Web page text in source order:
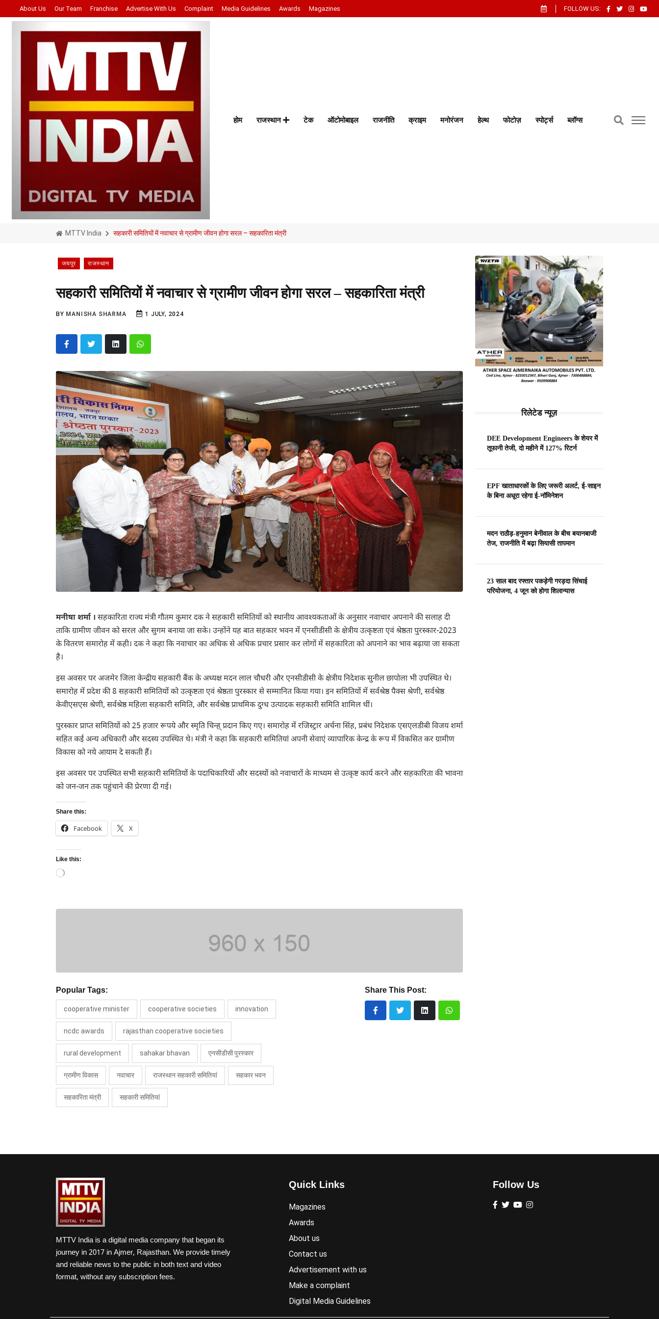
About Us Our Team Franchise Advertise With Us Complaint Media Guidelines Awards Magazines FOLLOW US:
होम राजस्थान टेक ऑटोमोबाइल राजनीति क्राइम मनोरंजन हेल्थ फोटोज़ स्पोर्ट्स ब्लॉग्स
MTTV India सहकारी समितियों में नवाचार से ग्रामीण जीवन होगा सरल – सहकारिता मंत्री
जयपुर राजस्थान
सहकारी समितियों में नवाचार से ग्रामीण जीवन होगा सरल – सहकारिता मंत्री
BY MANISHA SHARMA 1 JULY, 2024
मनीषा शर्मा । सहकारिता राज्य मंत्री गौतम कुमार दक ने सहकारी समितियों को स्थानीय आवश्यकताओं के अनुसार नवाचार अपनाने की सलाह दी
ताकि ग्रामीण जीवन को सरल और सुगम बनाया जा सके। उन्होंने यह बात सहकार भवन में एनसीडीसी के क्षेत्रीय उत्कृष्टता एवं श्रेष्ठता पुरस्कार-2023
के वितरण समारोह में कही। दक ने कहा कि नवाचार का अधिक से अधिक प्रचार प्रसार कर लोगों में सहकारिता को अपनाने का भाव बढ़ाया जा सकता
है।
इस अवसर पर अजमेर जिला केन्द्रीय सहकारी बैंक के अध्यक्ष मदन लाल चौधरी और एनसीडीसी के क्षेत्रीय निदेशक सुनील छापोला भी उपस्थित थे।
समारोह में प्रदेश की 8 सहकारी समितियों को उत्कृष्टता एवं श्रेष्ठता पुरस्कार से सम्मानित किया गया। इन समितियों में सर्वश्रेष्ठ पैक्स श्रेणी, सर्वश्रेष्ठ
केवीएसएस श्रेणी, सर्वश्रेष्ठ महिला सहकारी समिति, और सर्वश्रेष्ठ प्राथमिक दुग्ध उत्पादक सहकारी समिति शामिल थीं।
पुरस्कार प्राप्त समितियों को 25 हजार रूपये और स्मृति चिन्ह् प्रदान किए गए। समारोह में रजिस्ट्रार अर्चना सिंह, प्रबंध निदेशक एसएलडीबी विजय शर्मा
सहित कई अन्य अधिकारी और सदस्य उपस्थित थे। मंत्री ने कहा कि सहकारी समितियां अपनी सेवाएं व्यापारिक केन्द्र के रूप में विकसित कर ग्रामीण
विकास को नये आयाम दे सकती हैं।
इस अवसर पर उपस्थित सभी सहकारी समितियों के पदाधिकारियों और सदस्यों को नवाचारों के माध्यम से उत्कृष्ट कार्य करने और सहकारिता की भावना
को जन-जन तक पहुंचाने की प्रेरणा दी गई।
Share this:
Facebook X
Like this:
Loading…
Popular Tags:
cooperative minister cooperative societies innovation
ncdc awards rajasthan cooperative societies
rural development sahakar bhavan एनसीडीसी पुरस्कार
ग्रामीण विकास नवाचार राजस्थान सहकारी समितियां सहकार भवन
सहकारिता मंत्री सहकारी समितियां
Share This Post:
रिलेटेड न्यूज़
DEE Development Engineers के शेयर में
तूफानी तेजी, दो महीने में 127% रिटर्न
EPF खाताधारकों के लिए जरूरी अलर्ट, ई-साइन
के बिना अधूरा रहेगा ई-नॉमिनेशन
मदन राठौड़-हनुमान बेनीवाल के बीच बयानबाजी
तेज, राजनीति में बढ़ा सियासी तापमान
23 साल बाद रफ्तार पकड़ेगी गरड़दा सिंचाई
परियोजना, 4 जून को होगा शिलान्यास
MTTV India is a digital media company that began its
journey in 2017 in Ajmer, Rajasthan. We provide timely
and reliable news to the public in both text and video
format, without any subscription fees.
Quick Links
Magazines
Awards
About us
Contact us
Advertisement with us
Make a complaint
Digital Media Guidelines
Follow Us